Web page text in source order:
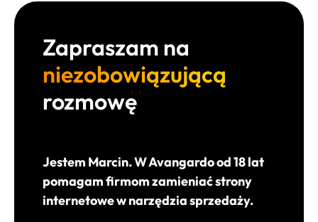
Zapraszam na
niezobowiązującą
rozmowę
Jestem Marcin. W Avangardo od 18 lat
pomagam firmom zamieniać strony
internetowe w narzędzia sprzedaży.